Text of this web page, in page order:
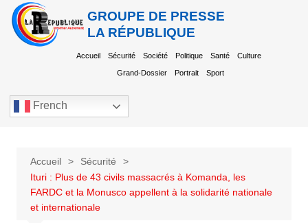
GROUPE DE PRESSE
LA RÉPUBLIQUE
Accueil Sécurité Société Politique Santé Culture
Grand-Dossier Portrait Sport
French
Accueil
Sécurité
Ituri : Plus de 43 civils massacrés à Komanda, les
FARDC et la Monusco appellent à la solidarité nationale
et internationale